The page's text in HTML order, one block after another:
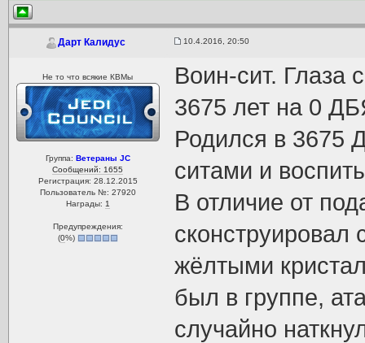
Дарт Калидус 10.4.2016, 20:50
Не то что всякие КВМы
Группа: Ветераны JC
Сообщений: 1655
Регистрация: 28.12.2015
Пользователь №: 27920
Награды: 1
Предупреждения:
(0%)
Воин-сит. Глаза
3675 лет на 0
Родился в 3675
ситами и
В отличие от
сконструировал
жёлтыми
был в группе,
случайно